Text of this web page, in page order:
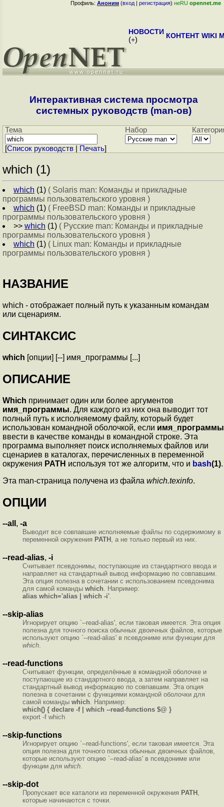
Профиль: Аноним (вход | регистрация) неRU opennet.me
НОВОСТИ
(+) КОНТЕНТ WIKI
Интерактивная система просмотра
системных руководств (man-ов)
Тема Набор
[Cписок руководств Печать]
which (1)
which (1) ( Solaris man: Команды и прикладные
программы пользовательского уровня )
which (1) ( FreeBSD man: Команды и прикладные
программы пользовательского уровня )
>> which (1) ( Русские man: Команды и прикладные
программы пользовательского уровня )
which (1) ( Linux man: Команды и прикладные
программы пользовательского уровня )
НАЗВАНИЕ
which - отображает полный путь к указанным командам
или сценариям.
СИНТАКСИС
which [опции] [--] имя_программы [...]
ОПИСАНИЕ
Which принимает один или более аргументов
имя_программы. Для каждого из них она выводит тот
полный путь к исполняемому файлу, который будет
использован командной оболочкой, если имя_программы
ввести в качестве команды в командной строке. Эта
программа выполняет поиск исполняемых файлов или
сценариев в каталогах, перечисленных в переменной
окружения PATH используя тот же алгоритм, что и bash(1).
Эта man-страница получена из файла which.texinfo.
ОПЦИИ
--all , -a
Выводит все совпавшие исполняемые файлы по содержимому в
переменной окружения PATH , а не только первый из них.
--read-alias, -i
Считывает псевдонимы, поступающие из стандартного ввода и
направляет на стандартный вывод информацию по совпавшим.
Эта опция полезна в сочетании с использованием псевдонима
для самой команды which. Например:
alias which='alias | which -i'.
--skip-alias
Игнорирует опцию `--read-alias', если таковая имеется. Эта опция
полезна для точного поиска обычных двоичных файлов, которые
используют опцию `--read-alias' в псевдониме или функции для
which.
--read-functions
Считывает функции, определённые в командной оболочке и
поступающие из стандартного ввода, а затем направляет на
стандартный вывод информацию по совпавшим. Эта опция
полезна в сочетании с функциями командной оболочки для
самой команды which. Например:
which() { declare -f | which --read-functions $@ }
export -f which
--skip-functions
Игнорирует опцию `--read-functions', если таковая имеется. Эта
опция полезна для точного поиска обычных двоичных файлов,
которые используют опцию `--read-alias' в псевдониме или
функции для which.
--skip-dot
Пропускает все каталоги из переменной окружения PATH ,
которые начинаются с точки.